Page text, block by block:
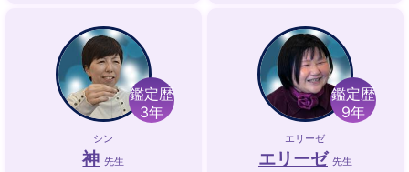
ーリング 波動修正 チャ
鑑定歴
3年
シン
神 先生
鑑定歴
9年
エリーゼ
エリーゼ 先生